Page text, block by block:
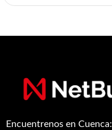
Encuentrenos en Cuenca: